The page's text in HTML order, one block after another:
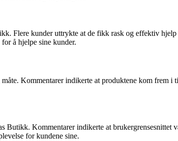
Flere kunder uttrykte at de fikk rask og effektiv
å hjelpe sine kunder.
Kommentarer indikerte at produktene kom frem i
Kommentarer indikerte at brukergrensesnittet
for kundene sine.